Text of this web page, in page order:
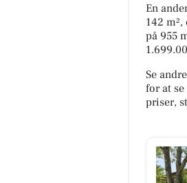
En
142
på 955
Se
for at
priser,